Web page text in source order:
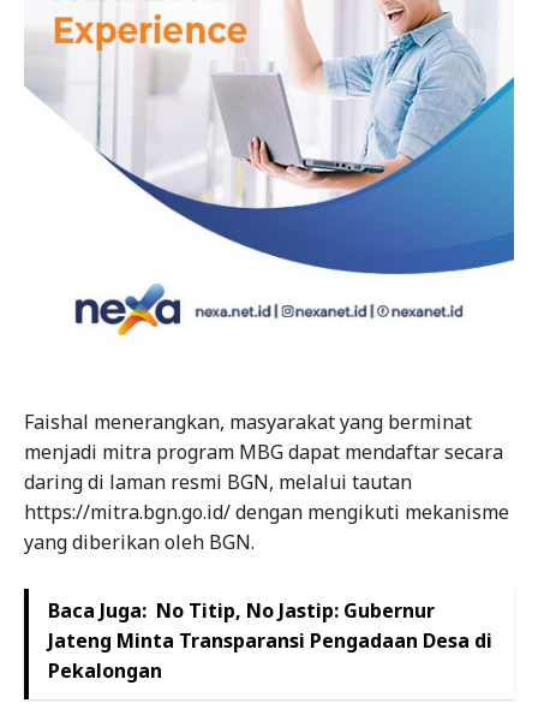
Faishal menerangkan, masyarakat yang berminat
menjadi mitra program MBG dapat mendaftar secara
daring di laman resmi BGN, melalui tautan
https://mitra.bgn.go.id/ dengan mengikuti mekanisme
yang diberikan oleh BGN.
Baca Juga: No Titip, No Jastip: Gubernur
Jateng Minta Transparansi Pengadaan Desa di
Pekalongan